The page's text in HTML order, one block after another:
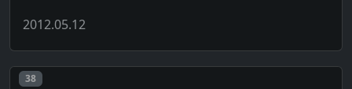
2012.05.12
Post number
38